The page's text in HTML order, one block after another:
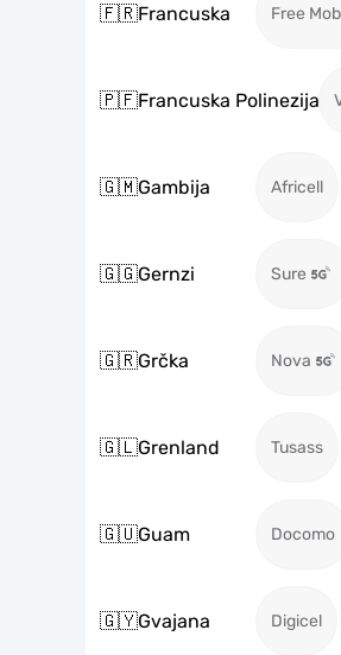
🇫🇷Francuska Free
🇵🇫Francuska Polinezija
🇬🇲Gambija Africell
🇬🇬Gernzi Sure
🇬🇷Grčka Nova
🇬🇱Grenland Tusass
🇬🇺Guam Docomo
🇬🇾Gvajana Digicel